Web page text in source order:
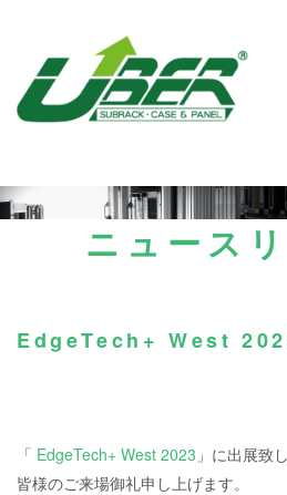
ニュース
EdgeTech+ West
「 EdgeTech+ West 2023 」に出展致
皆様のご来場御礼申し上げます。